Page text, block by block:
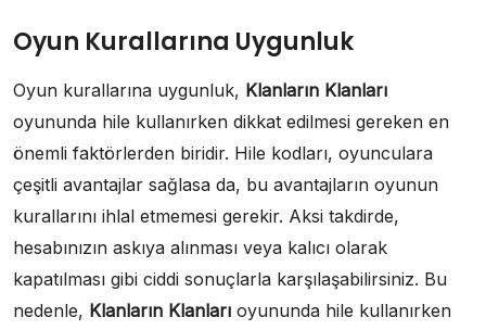
Oyun Kurallarına Uygunluk
Oyun kurallarına uygunluk, Klanların Klanları
oyununda hile kullanırken dikkat edilmesi gereken en
önemli faktörlerden biridir. Hile kodları, oyunculara
çeşitli avantajlar sağlasa da, bu avantajların oyunun
kurallarını ihlal etmemesi gerekir. Aksi takdirde,
hesabınızın askıya alınması veya kalıcı olarak
kapatılması gibi ciddi sonuçlarla karşılaşabilirsiniz. Bu
nedenle, Klanların Klanları oyununda hile kullanırken